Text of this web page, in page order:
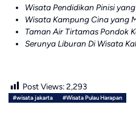
Wisata Pendidikan Pinisi
Wisata Kampung Cina yang
Taman Air Tirtamas Pondok
Serunya Liburan Di Wisata
Post Views: 2,293
#wisata jakarta #Wisata Pulau Harapan